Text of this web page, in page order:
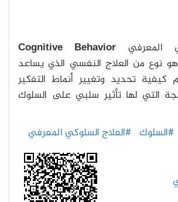
المعرفي
Cognitive Behavior
هو نوع من العلاج النفسي الذي يساعد
تحديد وتغيير أنماط التفكير
التي لها تأثير سلبي على السلوك
#السلوك #العلاج السلوكي المعرفي